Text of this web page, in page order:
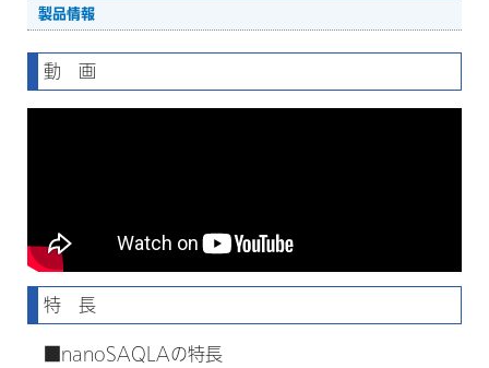
製品情報
動 画
特 長
■nanoSAQLAの特長